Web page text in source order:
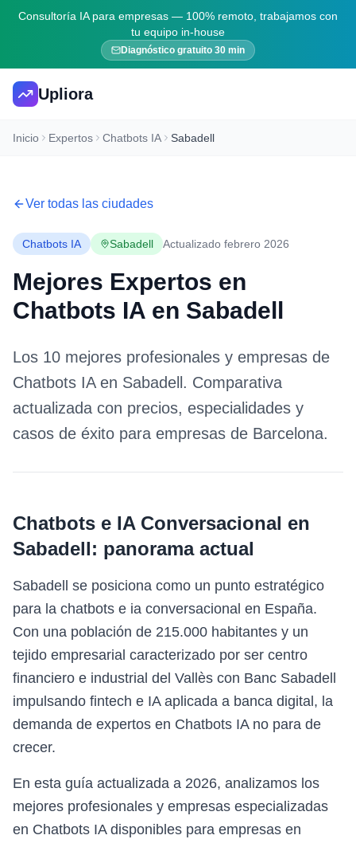
Consultoría IA para empresas — 100% remoto, trabajamos con
tu equipo in-house
Diagnóstico gratuito 30 min
Upliora
Inicio Expertos Chatbots IA Sabadell
Ver todas las ciudades
Chatbots IA Sabadell Actualizado febrero 2026
Mejores Expertos en
Chatbots IA en Sabadell
Los 10 mejores profesionales y empresas de
Chatbots IAen Sabadell . Comparativa
actualizada con precios, especialidades y
casos de éxito para empresas de Barcelona.
Chatbots e IA Conversacional en
Sabadell: panorama actual
Sabadell se posiciona como un punto estratégico
para la chatbots e ia conversacional en España.
Con una población de 215.000 habitantes y un
tejido empresarial caracterizado por ser centro
financiero e industrial del Vallès con Banc Sabadell
impulsando fintech e IA aplicada a banca digital, la
demanda de expertos en Chatbots IA no para de
crecer.
En esta guía actualizada a 2026, analizamos los
mejores profesionales y empresas especializadas
en Chatbots IA disponibles para empresas en